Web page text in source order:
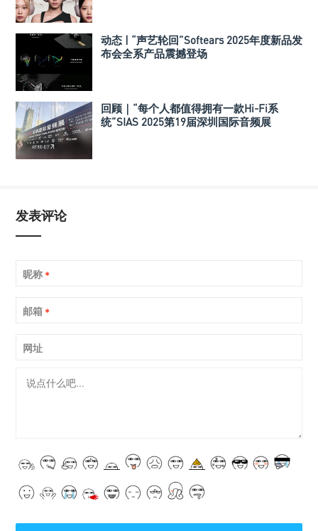
动态 | “声艺轮回”Softears 2025年度新品发
布会全系产品震撼登场
回顾｜“每个人都值得拥有一款Hi-Fi系
统”SIAS 2025第19届深圳国际音频展
发表评论
昵称 *
邮箱 *
网址